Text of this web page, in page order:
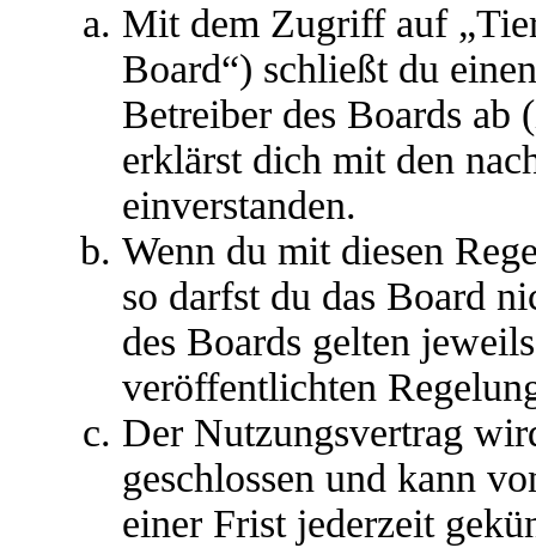
Mit dem Zugriff auf
Board“) schließt du
Betreiber des Boards ab
erklärst dich mit den
einverstanden.
Wenn du mit diesen
so darfst du das Board
des Boards gelten
veröffentlichten
Der Nutzungsvertrag
geschlossen und kann
einer Frist jederzeit